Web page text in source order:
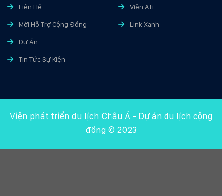
Liên Hệ
Mời Hỗ Trợ Cộng Đồng
Dự Án
Tin Tức Sự Kiện
Viện ATi
Link Xanh
Viện phát triển du lịch Châu Á- Dự án du lịch cộng
đồng © 2023